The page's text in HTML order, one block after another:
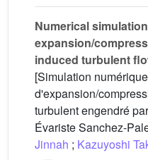
Numerical
expansion/
induced turbulent
[Simulation
d'expansion/
turbulent engendré
Évariste Sanchez-
Jinnah ; Kazuyoshi